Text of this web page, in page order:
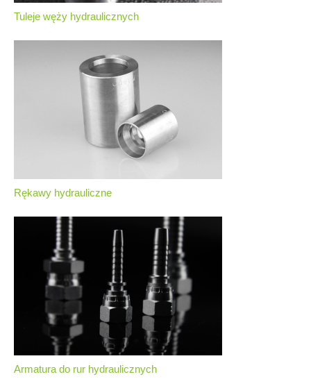
Tuleje węży hydraulicznych
Rękawy hydrauliczne
Armatura do rur hydraulicznych